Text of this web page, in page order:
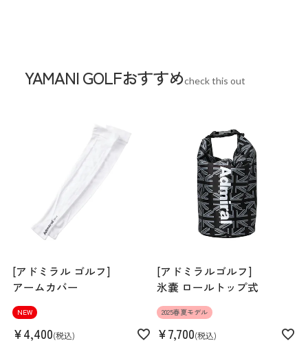
生産国
中国
YAMANI GOLFおすすめcheck this out
[アドミラル ゴルフ]
アームカバー
NEW
¥4,400 税込
[アドミラルゴルフ]
氷嚢 ロールトップ式
2025春夏モデル
¥7,700 税込